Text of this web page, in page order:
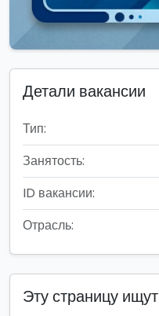
Детали вакансии
Тип:
Занятость:
ID вакансии:
Отрасль:
Эту страницу ищут